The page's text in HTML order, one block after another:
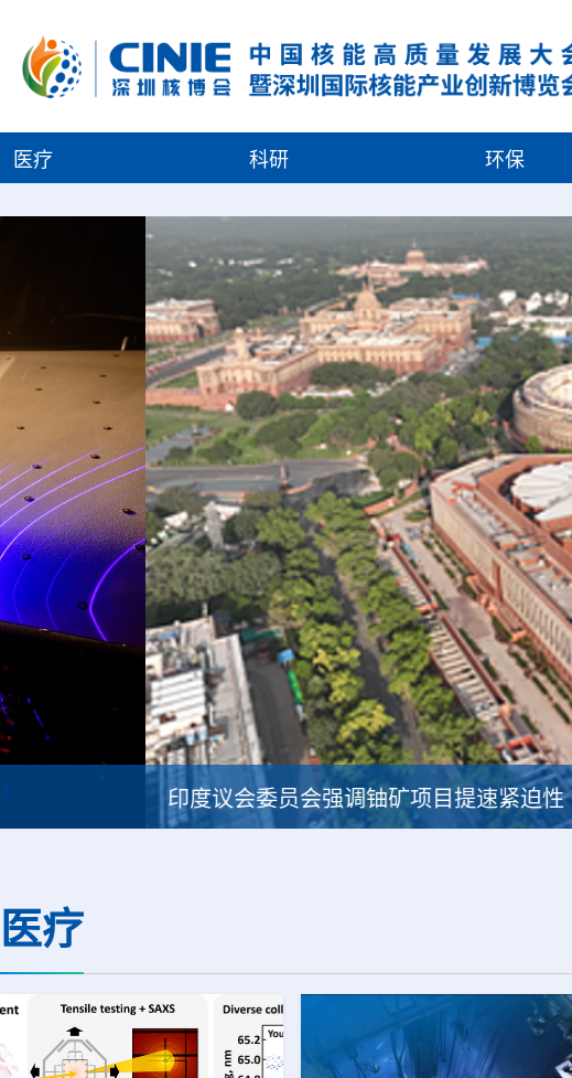
医疗 科研 环保
印度议会委员会强调铀矿项目提速紧迫性
医疗